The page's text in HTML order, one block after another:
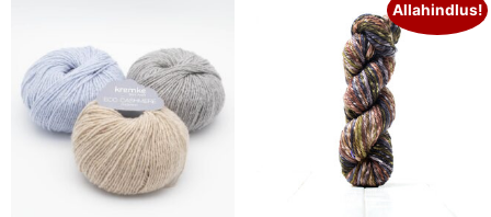
Allahindlus!